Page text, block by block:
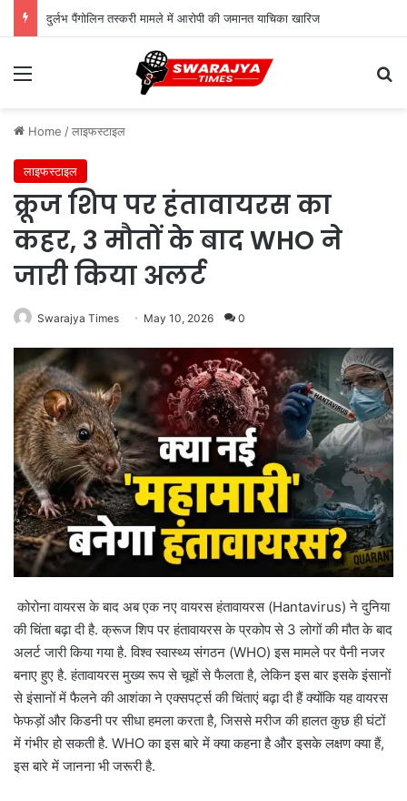
दुर्लभ पैंगोलिन तस्करी मामले में आरोपी की जमानत याचिका खारिज
Menu
Home /लाइफस्टाइल
लाइफस्टाइल
क्रूज शिप पर हंतावायरस का
कहर, 3 मौतों के बाद WHO ने
जारी किया अलर्ट
Swarajya Times May 10, 2026 0
कोरोना वायरस के बाद अब एक नए वायरस हंतावायरस (Hantavirus) ने दुनिया
की चिंता बढ़ा दी है. क्रूज शिप पर हंतावायरस के प्रकोप से 3 लोगों की मौत के बाद
अलर्ट जारी किया गया है. विश्व स्वास्थ्य संगठन (WHO) इस मामले पर पैनी नजर
बनाए हुए है. हंतावायरस मुख्य रूप से चूहों से फैलता है, लेकिन इस बार इसके इंसानों
से इंसानों में फैलने की आशंका ने एक्सपर्ट्स की चिंताएं बढ़ा दी हैं क्योंकि यह वायरस
फेफड़ों और किडनी पर सीधा हमला करता है, जिससे मरीज की हालत कुछ ही घंटों
में गंभीर हो सकती है. WHO का इस बारे में क्या कहना है और इसके लक्षण क्या हैं,
इस बारे में जानना भी जरूरी है.